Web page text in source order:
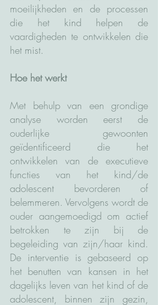
moeilijkheden en de processen
die het kind helpen de
vaardigheden te ontwikkelen die
het mist.
Hoe het werkt
Met behulp van een grondige
analyse worden eerst de
ouderlijke gewoonten
geïdentificeerd die het
ontwikkelen van de executieve
functies van het kind/de
adolescent bevorderen of
belemmeren. Vervolgens wordt de
ouder aangemoedigd om actief
betrokken te zijn bij de
begeleiding van zijn/haar kind.
De interventie is gebaseerd op
het benutten van kansen in het
dagelijks leven van het kind of de
adolescent, binnen zijn gezin,